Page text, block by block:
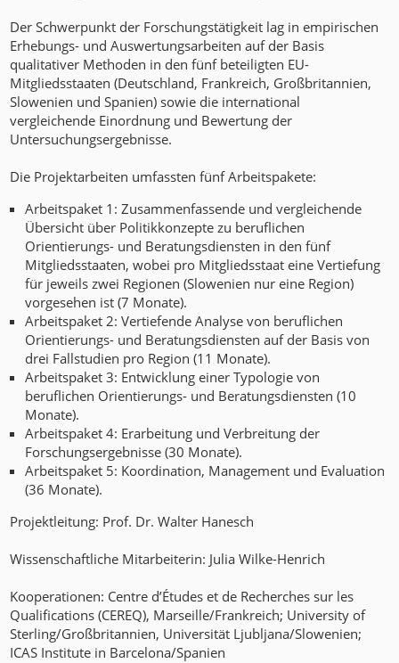
Der Schwerpunkt der Forschungstätigkeit lag in empirischen
Erhebungs- und Auswertungsarbeiten auf der Basis
qualitativer Methoden in den fünf beteiligten EU-
Mitgliedsstaaten (Deutschland, Frankreich, Großbritannien,
Slowenien und Spanien) sowie die international
vergleichende Einordnung und Bewertung der
Untersuchungsergebnisse.
Die Projektarbeiten umfassten fünf Arbeitspakete:
Arbeitspaket 1: Zusammenfassende und vergleichende
Übersicht über Politikkonzepte zu beruflichen
Orientierungs- und Beratungsdiensten in den fünf
Mitgliedsstaaten, wobei pro Mitgliedsstaat eine Vertiefung
für jeweils zwei Regionen (Slowenien nur eine Region)
vorgesehen ist (7 Monate).
Arbeitspaket 2: Vertiefende Analyse von beruflichen
Orientierungs- und Beratungsdiensten auf der Basis von
drei Fallstudien pro Region (11 Monate).
Arbeitspaket 3: Entwicklung einer Typologie von
beruflichen Orientierungs- und Beratungsdiensten (10
Monate).
Arbeitspaket 4: Erarbeitung und Verbreitung der
Forschungsergebnisse (30 Monate).
Arbeitspaket 5: Koordination, Management und Evaluation
(36 Monate).
Projektleitung: Prof. Dr. Walter Hanesch
Wissenschaftliche Mitarbeiterin: Julia Wilke-Henrich
Kooperationen: Centre d’Études et de Recherches sur les
Qualifications (CEREQ), Marseille/Frankreich; University of
Sterling/Großbritannien, Universität Ljubljana/Slowenien;
ICAS Institute in Barcelona/Spanien